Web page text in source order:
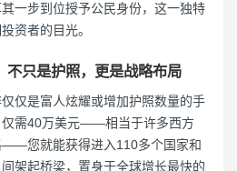
一步到位授予公民身份，这一独特
资者的目光。
不只是护照，更是战略布局
仅是富人炫耀或增加护照数量的手
仅需40万美元——相当于许多西方
——您就能获得进入110多个国家和
架起桥梁，置身于全球增长最快的